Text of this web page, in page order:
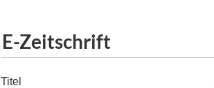
E-Zeitschrift
Titel